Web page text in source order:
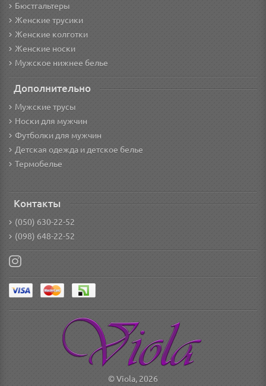
Бюстгальтеры
Женские трусики
Женские колготки
Женские носки
Мужское нижнее белье
Дополнительно
Мужские трусы
Носки для мужчин
Футболки для мужчин
Детская одежда и детское белье
Термобелье
Контакты
(050) 630-22-52
(098) 648-22-52
© Viola, 2026